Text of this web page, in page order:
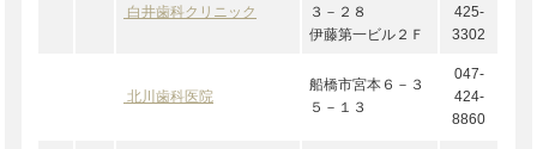
白井歯科クリニック
３－２８
伊藤第一ビル２Ｆ
425-
3302
北川歯科医院
船橋市宮本６－３
５－１３
047-
424-
8860